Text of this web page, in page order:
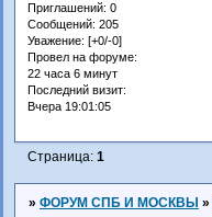
Приглашений: 0
Сообщений: 205
Уважение: [+0/-0]
Провел на форуме:
22 часа 6 минут
Последний визит:
Вчера 19:01:05
Страница: 1
» ФОРУМ СПБ И МОСКВЫ »